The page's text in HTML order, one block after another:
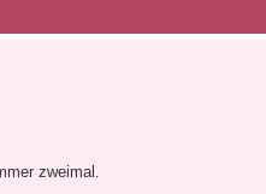
zweimal.